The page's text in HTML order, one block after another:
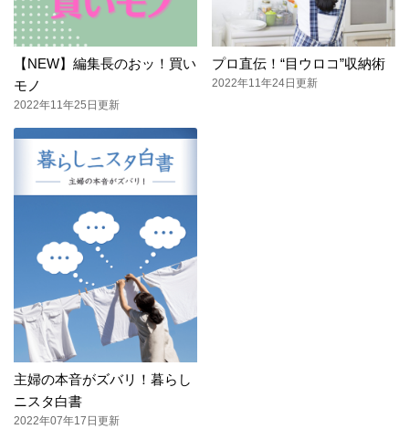
【NEW】編集長のおッ！買い
モノ
2022年11年25日更新
プロ直伝！“目ウロコ”収納術
2022年11年24日更新
主婦の本音がズバリ！暮らし
ニスタ白書
2022年07年17日更新